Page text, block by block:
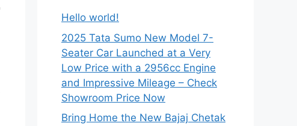
Hello world!
2025 Tata Sumo New Model 7-
Seater Car Launched at a Very
Low Price with a 2956cc Engine
and Impressive Mileage – Check
Showroom Price Now
Bring Home the New Bajaj Chetak